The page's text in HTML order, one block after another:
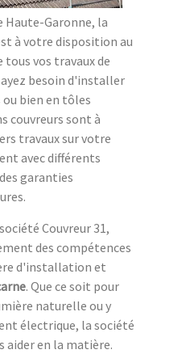
Haute-Garonne, la
à votre disposition au
tous vos travaux de
besoin d'installer
bien en tôles
couvreurs sont à
travaux sur votre
avec différents
garanties
Couvreur 31,
des compétences
d'installation et
. Que ce soit pour
naturelle ou y
électrique, la société
aider en la matière.